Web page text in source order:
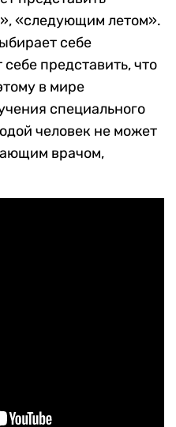
«следующим летом».
себе
представить, что
в мире
специального
человек не может
врачом,